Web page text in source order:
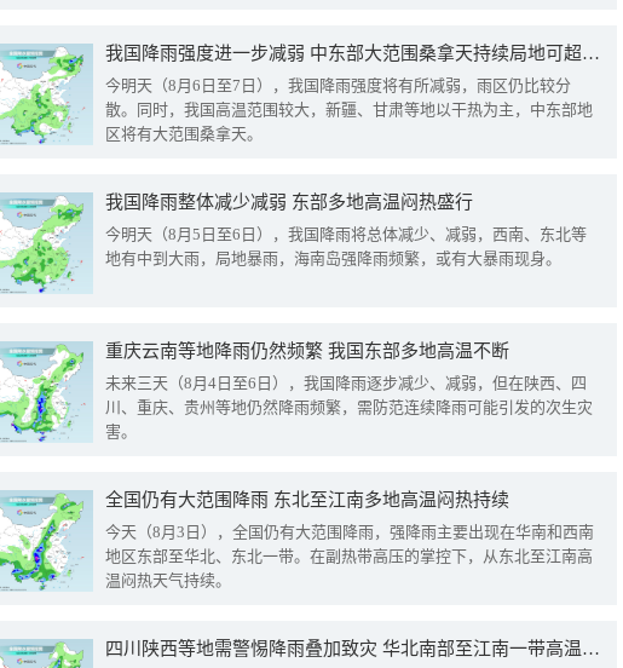
我国降雨强度进一步减弱 中东部大范围桑拿天持续局地可超38℃
今明天（8月6日至7日），我国降雨强度将有所减弱，雨区仍比较分
散。同时，我国高温范围较大，新疆、甘肃等地以干热为主，中东部地
区将有大范围桑拿天。
我国降雨整体减少减弱 东部多地高温闷热盛行
今明天（8月5日至6日），我国降雨将总体减少、减弱，西南、东北等
地有中到大雨，局地暴雨，海南岛强降雨频繁，或有大暴雨现身。
重庆云南等地降雨仍然频繁 我国东部多地高温不断
未来三天（8月4日至6日），我国降雨逐步减少、减弱，但在陕西、四
川、重庆、贵州等地仍然降雨频繁，需防范连续降雨可能引发的次生灾
害。
全国仍有大范围降雨 东北至江南多地高温闷热持续
今天（8月3日），全国仍有大范围降雨，强降雨主要出现在华南和西南
地区东部至华北、东北一带。在副热带高压的掌控下，从东北至江南高
温闷热天气持续。
四川陕西等地需警惕降雨叠加致灾 华北南部至江南一带高温频现